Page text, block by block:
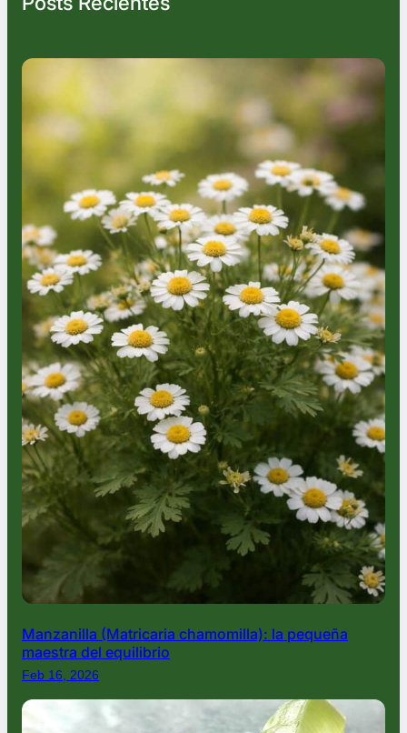
Manzanilla (Matricaria chamomilla): la pequeña
maestra del equilibrio
Feb 16, 2026